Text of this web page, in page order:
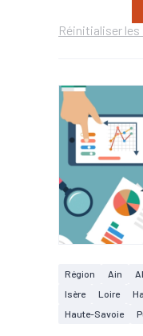
Réinitialiser
Région Ain
Isère
Loire
Haute-Savoie